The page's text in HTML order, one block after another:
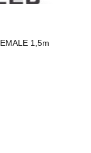
1,5m